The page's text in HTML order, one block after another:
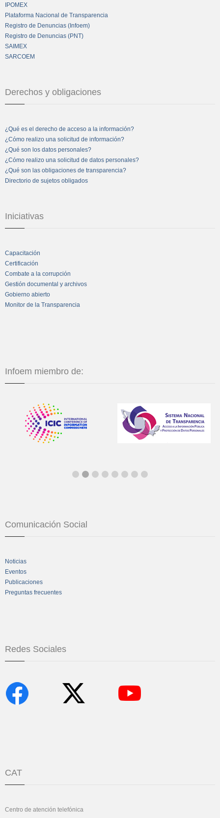
IPOMEX
Plataforma Nacional de Transparencia
Registro de Denuncias (Infoem)
Registro de Denuncias (PNT)
SAIMEX
SARCOEM
Derechos y obligaciones
¿Qué es el derecho de acceso a la información?
¿Cómo realizo una solicitud de información?
¿Qué son los datos personales?
¿Cómo realizo una solicitud de datos personales?
¿Qué son las obligaciones de transparencia?
Directorio de sujetos obligados
Iniciativas
Capacitación
Certificación
Combate a la corrupción
Gestión documental y archivos
Gobierno abierto
Monitor de la Transparencia
Infoem miembro de:
Comunicación Social
Noticias
Eventos
Publicaciones
Preguntas frecuentes
Redes Sociales
CAT
Centro de atención telefónica